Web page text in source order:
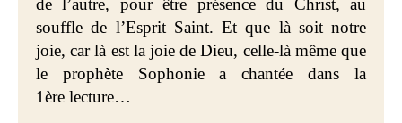
de l’autre, pour être présence du Christ, au
souffle de l’Esprit Saint. Et que là soit notre
joie, car là est la joie de Dieu, celle-là même que
le prophète Sophonie a chantée dans la
1ère lecture…